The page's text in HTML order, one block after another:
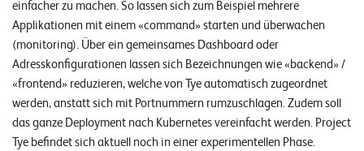
einfacher zu machen. So lassen sich zum Beispiel mehrere
Applikationen mit einem «command» starten und überwachen
(monitoring). Über ein gemeinsames Dashboard oder
Adresskonfigurationen lassen sich Bezeichnungen wie «backend» /
«frontend» reduzieren, welche von Tye automatisch zugeordnet
werden, anstatt sich mit Portnummern rumzuschlagen. Zudem soll
das ganze Deployment nach Kubernetes vereinfacht werden. Project
Tye befindet sich aktuell noch in einer experimentellen Phase.